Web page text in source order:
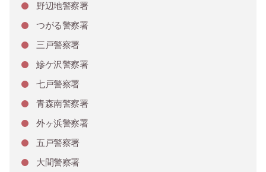
野辺地警察署
つがる警察署
三戸警察署
鰺ケ沢警察署
七戸警察署
青森南警察署
外ヶ浜警察署
五戸警察署
大間警察署